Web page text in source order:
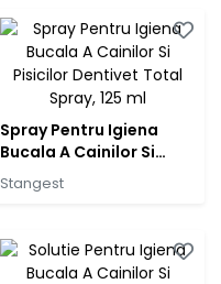
Spray Pentru Igiena
Bucala A Cainilor Si
Pisicilor Dentivet Total
Spray, 125 ml
Stangest